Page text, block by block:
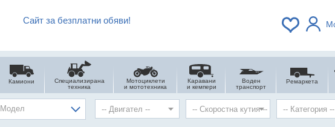
Сайт за безплатни обяви!
Камиони
Специализирана
техника
Мотоциклети
и мототехника
Каравани
и кемпери
Воден
транспорт
Ремаркета
Модел